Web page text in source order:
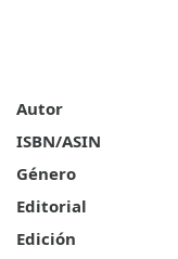
Autor
ISBN/ASIN
Género
Editorial
Edición